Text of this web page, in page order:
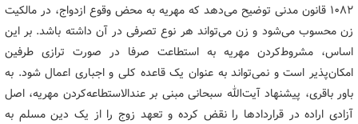
۱۰۸۲ قانون مدنی توضیح می‌دهد که مهریه به محض وقوع ازدواج، در مالکیت
زن محسوب می‌شود و زن می‌تواند هر نوع تصرفی در آن داشته باشد. بر این
اساس، مشروط‌کردن مهریه به استطاعت صرفا در صورت ترازی طرفین
امکان‌پذیر است و نمی‌تواند به ‌عنوان یک قاعده کلی و اجباری اعمال شود. به
باور باقری، پیشنهاد آیت‌الله سبحانی مبنی بر عندالاستطاعه‌کردن مهریه، اصل
آزادی اراده در قراردادها را نقض کرده و تعهد زوج را از یک دین مسلم به